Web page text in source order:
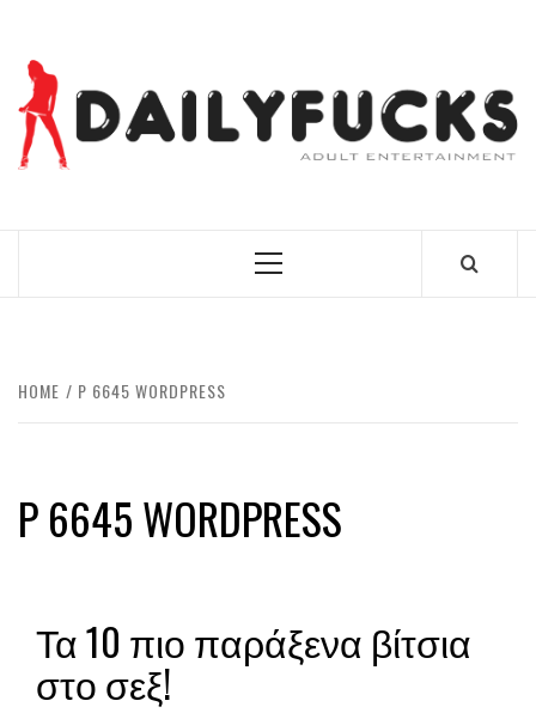
content
Primary
HOME P 6645 WORDPRESS
P 6645 WORDPRESS
Τα 10 πιο παράξενα βίτσια
στο σεξ!